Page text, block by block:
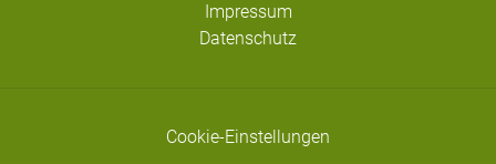
Impressum
Datenschutz
Cookie-Einstellungen